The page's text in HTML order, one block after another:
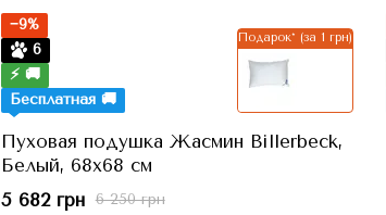
Подарок* (за 1 грн)
−9%
6
⚡ 🚚
Бесплатная 🚚
Пуховая подушка Жасмин Billerbeck,
Белый, 68x68 см
6 250 грн
5 682 грн